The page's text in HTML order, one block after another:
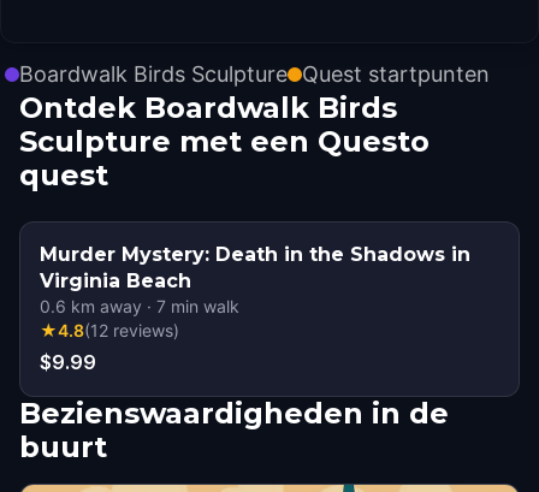
Boardwalk Birds Sculpture Quest startpunten
Ontdek Boardwalk Birds
Sculpture met een Questo
quest
Murder Mystery: Death in the Shadows in
Virginia Beach
0.6 km away · 7 min walk
★4.8(12 reviews)
$9.99
Bezienswaardigheden in de
buurt